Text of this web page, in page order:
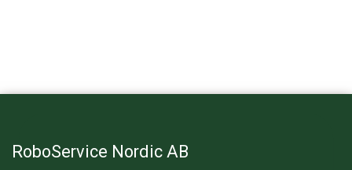
RoboService Nordic AB